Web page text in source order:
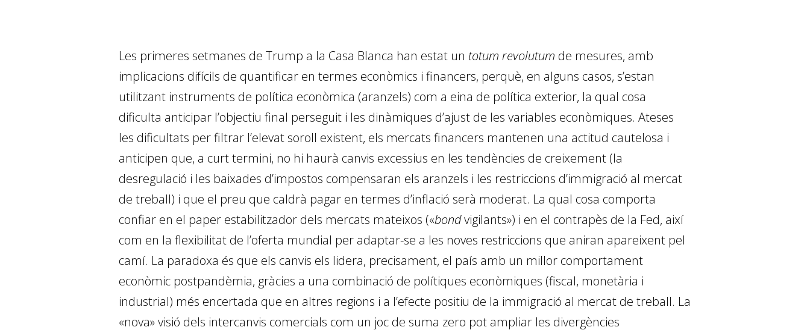
Les primeres setmanes de Trump a la Casa Blanca han estat un totum revolutum de mesures, amb
implicacions difícils de quantificar en termes econòmics i financers, perquè, en alguns casos, s’estan
utilitzant instruments de política econòmica (aranzels) com a eina de política exterior, la qual cosa
dificulta anticipar l’objectiu final perseguit i les dinàmiques d’ajust de les variables econòmiques. Ateses
les dificultats per filtrar l’elevat soroll existent, els mercats financers mantenen una actitud cautelosa i
anticipen que, a curt termini, no hi haurà canvis excessius en les tendències de creixement (la
desregulació i les baixades d’impostos compensaran els aranzels i les restriccions d’immigració al mercat
de treball) i que el preu que caldrà pagar en termes d’inflació serà moderat. La qual cosa comporta
confiar en el paper estabilitzador dels mercats mateixos («bondvigilants») i en el contrapès de la Fed, així
com en la flexibilitat de l’oferta mundial per adaptar-se a les noves restriccions que aniran apareixent pel
camí. La paradoxa és que els canvis els lidera, precisament, el país amb un millor comportament
econòmic postpandèmia, gràcies a una combinació de polítiques econòmiques (fiscal, monetària i
industrial) més encertada que en altres regions i a l’efecte positiu de la immigració al mercat de treball. La
«nova» visió dels intercanvis comercials com un joc de suma zero pot ampliar les divergències